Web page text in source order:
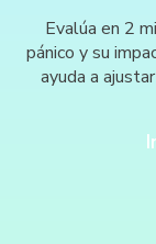
Evalúa en 2
pánico y su
ayuda a